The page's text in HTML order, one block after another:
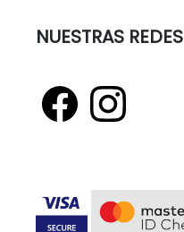
NUESTRAS REDES
F
o
o
I
a
g
r